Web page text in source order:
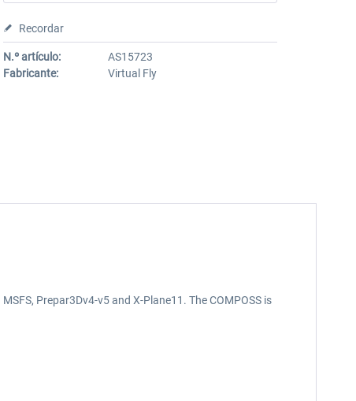
Recordar
N.º artículo:
AS15723
Fabricante:
Virtual Fly
Prepar3Dv4-v5 and X-Plane11. The COMPOSS is